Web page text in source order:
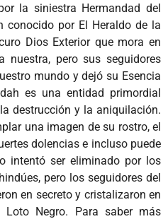
la siniestra Hermandad del
conocido por El Heraldo de la
Dios Exterior que mora en
pero sus seguidores
mundo y dejó su Esencia
es una entidad primordial
destrucción y la aniquilación.
una imagen de su rostro, el
dolencias e incluso puede
intentó ser eliminado por los
pero los seguidores del
en secreto y cristalizaron en
Negro. Para saber más